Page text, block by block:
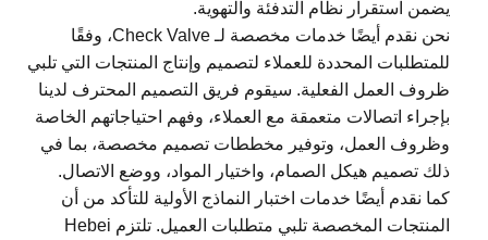
يضمن استقرار نظام التدفئة والتهوية.
نحن نقدم أيضًا خدمات مخصصة لـ Check Valve، وفقًا
للمتطلبات المحددة للعملاء لتصميم وإنتاج المنتجات التي تلبي
ظروف العمل الفعلية. سيقوم فريق التصميم المحترف لدينا
بإجراء اتصالات متعمقة مع العملاء، وفهم احتياجاتهم الخاصة
وظروف العمل، وتوفير مخططات تصميم مخصصة، بما في
ذلك تصميم هيكل الصمام، واختيار المواد، ووضع الاتصال.
كما نقدم أيضًا خدمات اختبار النماذج الأولية للتأكد من أن
المنتجات المخصصة تلبي متطلبات العميل. تلتزم Hebei